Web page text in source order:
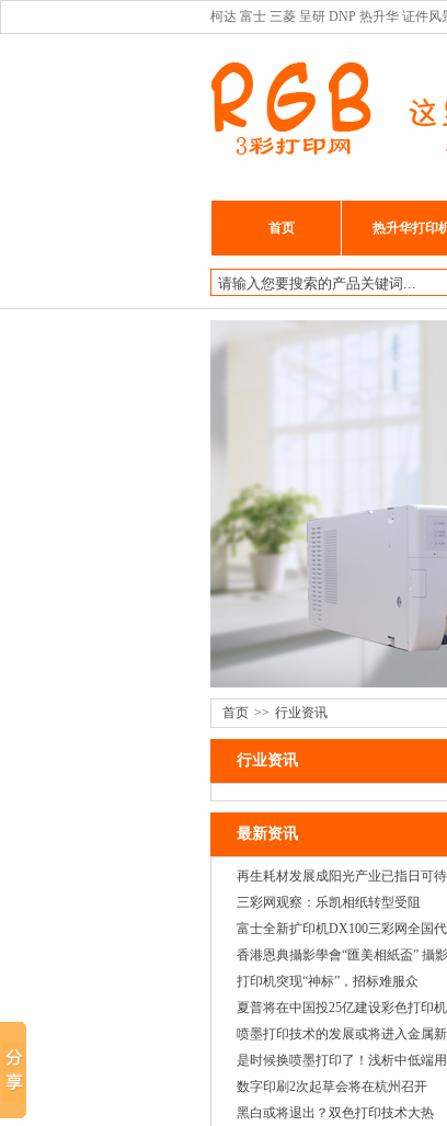
柯达 富士 三菱 呈研 DNP 热升华 证件
首页 热升华打印
首页 >> 行业资讯
行业资讯
最新资讯
再生耗材发展成阳光产业已指日可待
三彩网观察：乐凯相纸转型受阻
打印机突现“神标”，招标难服众
数字印刷2次起草会将在杭州召开
黑白或将退出？双色打印技术大热